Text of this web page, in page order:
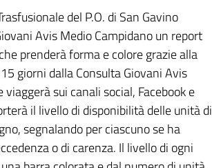
del P.O. di San Gavino
Avis Medio Campidano un report
prenderà forma e colore grazie alla
giorni dalla Consulta Giovani Avis
sui canali social, Facebook e
il livello di disponibilità delle unità di
segnalando per ciascuno se ha
o di carenza. Il livello di ogni